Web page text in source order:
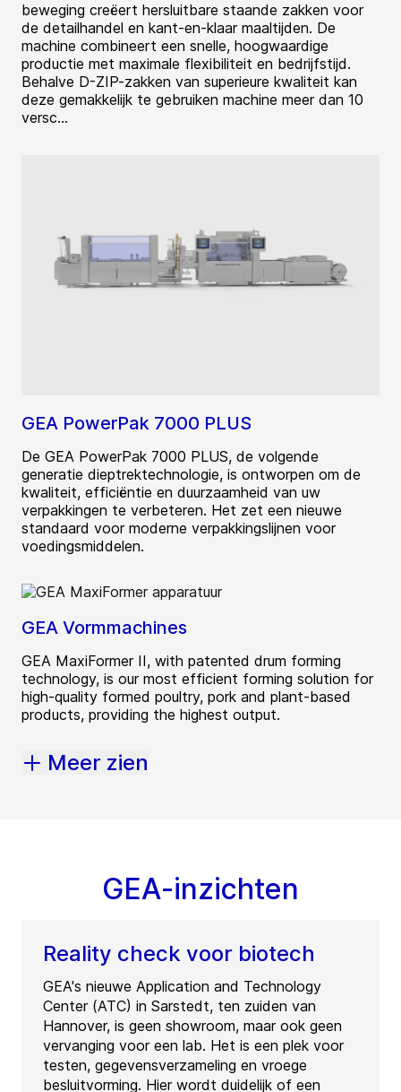
beweging creëert hersluitbare staande zakken voor
de detailhandel en kant-en-klaar maaltijden. De
machine combineert een snelle, hoogwaardige
productie met maximale flexibiliteit en bedrijfstijd.
Behalve D-ZIP-zakken van superieure kwaliteit kan
deze gemakkelijk te gebruiken machine meer dan 10
versc...
GEA PowerPak 7000 PLUS
De GEA PowerPak 7000 PLUS, de volgende
generatie dieptrektechnologie, is ontworpen om de
kwaliteit, efficiëntie en duurzaamheid van uw
verpakkingen te verbeteren. Het zet een nieuwe
standaard voor moderne verpakkingslijnen voor
voedingsmiddelen.
GEA Vormmachines
GEA MaxiFormer II, with patented drum forming
technology, is our most efficient forming solution for
high-quality formed poultry, pork and plant-based
products, providing the highest output.
Meer zien
GEA-inzichten
Reality check voor biotech
GEA's nieuwe Application and Technology
Center (ATC) in Sarstedt, ten zuiden van
Hannover, is geen showroom, maar ook geen
vervanging voor een lab. Het is een plek voor
testen, gegevensverzameling en vroege
besluitvorming. Hier wordt duidelijk of een